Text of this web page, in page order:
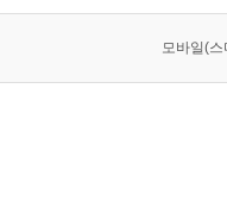
모바일(